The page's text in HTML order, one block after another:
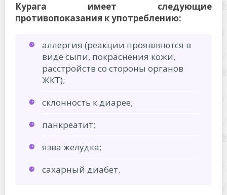
Курага имеет следующие
противопоказания к употреблению:
аллергия (реакции проявляются в
виде сыпи, покраснения кожи,
расстройств со стороны органов
ЖКТ);
склонность к диарее;
панкреатит;
язва желудка;
сахарный диабет.